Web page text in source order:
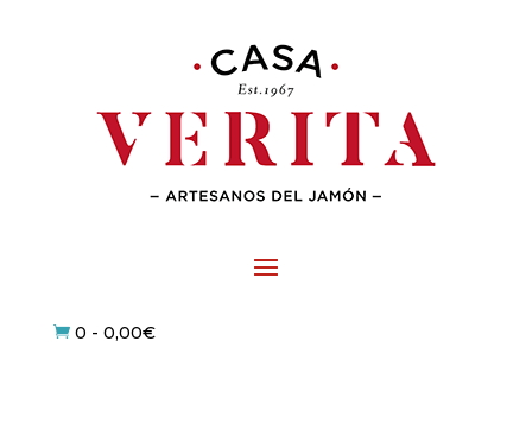
 0 - 0,00€